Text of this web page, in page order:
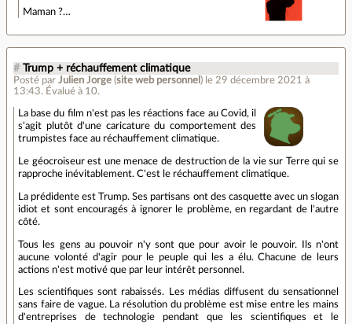
Maman ?…
# Trump + réchauffement climatique
Posté par Julien Jorge (site web personnel ) le 29 décembre 2021 à
13:43. Évalué à 10.
La base du film n'est pas les réactions face au Covid, il
s'agit plutôt d'une caricature du comportement des
trumpistes face au réchauffement climatique.
Le géocroiseur est une menace de destruction de la vie sur Terre qui se
rapproche inévitablement. C'est le réchauffement climatique.
La prédidente est Trump. Ses partisans ont des casquette avec un slogan
idiot et sont encouragés à ignorer le problème, en regardant de l'autre
côté.
Tous les gens au pouvoir n'y sont que pour avoir le pouvoir. Ils n'ont
aucune volonté d'agir pour le peuple qui les a élu. Chacune de leurs
actions n'est motivé que par leur intérêt personnel.
Les scientifiques sont rabaissés. Les médias diffusent du sensationnel
sans faire de vague. La résolution du problème est mise entre les mains
d'entreprises de technologie pendant que les scientifiques et le